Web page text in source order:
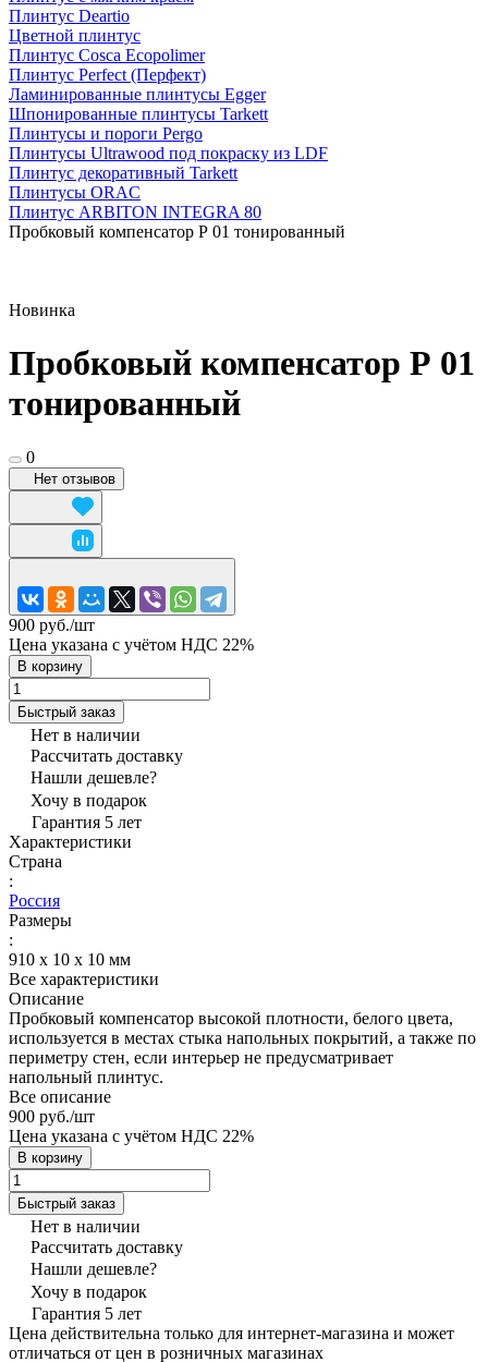
Плинтус Deartio
Цветной плинтус
Плинтус Cosca Ecopolimer
Плинтус Perfect (Перфект)
Ламинированные плинтусы Egger
Шпонированные плинтусы Tarkett
Плинтусы и пороги Pergo
Плинтусы Ultrawood под покраску из LDF
Плинтус декоративный Tarkett
Плинтусы ORAC
Плинтус ARBITON INTEGRA 80
Пробковый компенсатор Р 01 тонированный
Новинка
Пробковый компенсатор Р 01
тонированный
0
Нет отзывов
900 руб./шт
Цена указана с учётом НДС 22%
В корзину
Быстрый заказ
Нет в наличии
Рассчитать доставку
Нашли дешевле?
Хочу в подарок
Гарантия 5 лет
Характеристики
Страна
:
Россия
Размеры
:
910 х 10 х 10 мм
Все характеристики
Описание
Пробковый компенсатор высокой плотности, белого цвета,
используется в местах стыка напольных покрытий, а также по
периметру стен, если интерьер не предусматривает
напольный плинтус.
Все описание
900 руб./шт
Цена указана с учётом НДС 22%
В корзину
Быстрый заказ
Нет в наличии
Рассчитать доставку
Нашли дешевле?
Хочу в подарок
Гарантия 5 лет
Цена действительна только для интернет-магазина и может
отличаться от цен в розничных магазинах